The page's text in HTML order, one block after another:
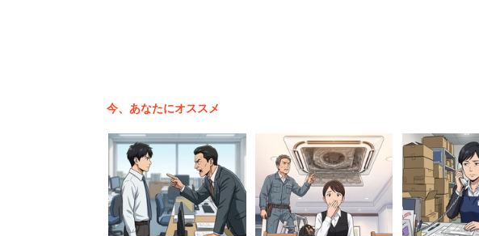
「28歳で手取り19万円弱。これでは
代理店営業職を退職した20代男性（在籍時：正社員／年収
手取り19万円弱。これではキツい」と当時の手取りの低さ
今、あなたにオススメ